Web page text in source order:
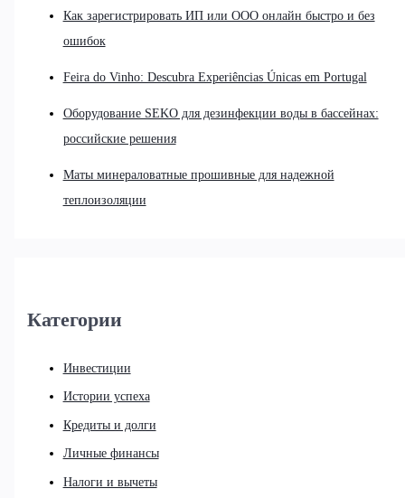
Как зарегистрировать ИП или ООО онлайн быстро и без
ошибок
Feira do Vinho: Descubra Experiências Únicas em Portugal
Оборудование SEKO для дезинфекции воды в бассейнах:
российские решения
Маты минераловатные прошивные для надежной
теплоизоляции
Категории
Инвестиции
Истории успеха
Кредиты и долги
Личные финансы
Налоги и вычеты